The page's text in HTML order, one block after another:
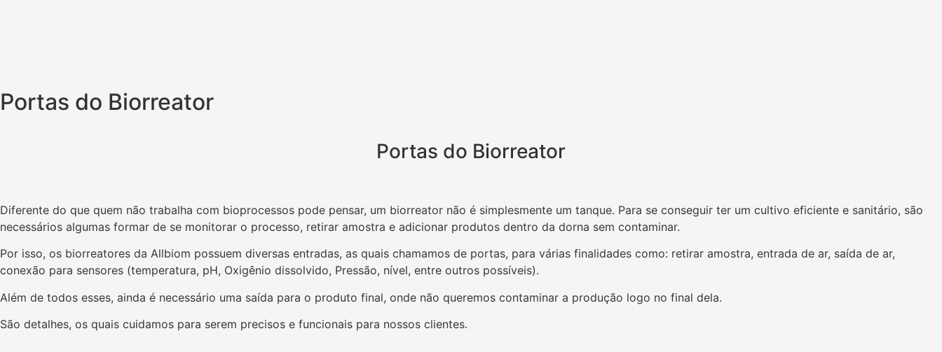
Portas do Biorreator
Portas do Biorreator
Diferente do que quem não trabalha com bioprocessos pode pensar, um biorreator não é simplesmente um tanque. Para se conseguir ter um cultivo eficiente e sanitário, são
necessários algumas formar de se monitorar o processo, retirar amostra e adicionar produtos dentro da dorna sem contaminar.
Por isso, os biorreatores da Allbiom possuem diversas entradas, as quais chamamos de portas, para várias finalidades como: retirar amostra, entrada de ar, saída de ar,
conexão para sensores (temperatura, pH, Oxigênio dissolvido, Pressão, nível, entre outros possíveis).
Além de todos esses, ainda é necessário uma saída para o produto final, onde não queremos contaminar a produção logo no final dela.
São detalhes, os quais cuidamos para serem precisos e funcionais para nossos clientes.